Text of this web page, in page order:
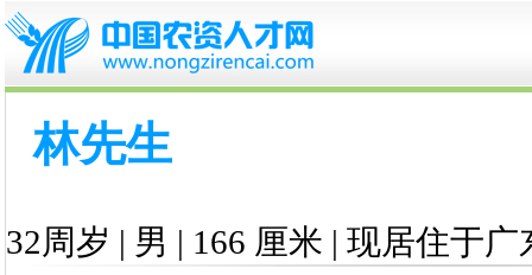
林先生
32周岁 | 男 | 166 厘米 | 现居住于广